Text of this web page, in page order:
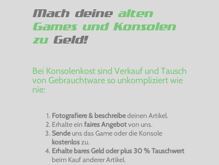
Mach deine alten
Games und Konsolen
zuGeld!
Bei Konsolenkost sind Verkauf und Tausch
von Gebrauchtware so unkompliziert wie
nie:
Fotografiere & beschreibedeinen Artikel.
Erhalte ein faires Angebotvon uns.
Sendeuns das Game oder die Konsole
kostenloszu.
Erhalte bares Geld oder plus 30 % Tauschwert
beim Kauf anderer Artikel.